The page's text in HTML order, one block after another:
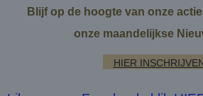
Blijf op de hoogte van onze
onze maandelijkse
HIER